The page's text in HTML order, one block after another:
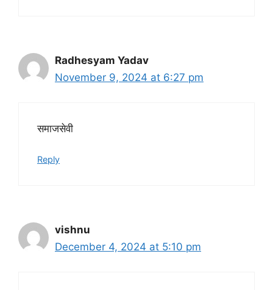
Radhesyam Yadav
November 9, 2024 at 6:27 pm
समाजसेवी
Reply
vishnu
December 4, 2024 at 5:10 pm